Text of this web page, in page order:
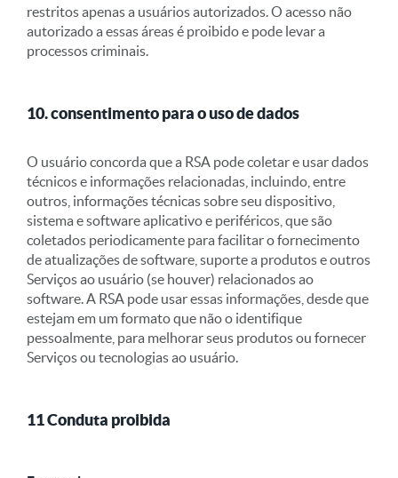
restritos apenas a usuários autorizados. O acesso não
autorizado a essas áreas é proibido e pode levar a
processos criminais.
10. consentimento para o uso de dados
O usuário concorda que a RSA pode coletar e usar dados
técnicos e informações relacionadas, incluindo, entre
outros, informações técnicas sobre seu dispositivo,
sistema e software aplicativo e periféricos, que são
coletados periodicamente para facilitar o fornecimento
de atualizações de software, suporte a produtos e outros
Serviços ao usuário (se houver) relacionados ao
software. A RSA pode usar essas informações, desde que
estejam em um formato que não o identifique
pessoalmente, para melhorar seus produtos ou fornecer
Serviços ou tecnologias ao usuário.
11 Conduta proibida